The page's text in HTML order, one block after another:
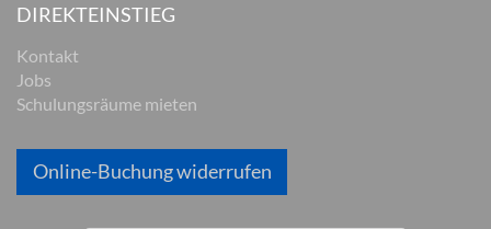
DIREKTEINSTIEG
Kontakt
Jobs
Schulungsräume mieten
Online-Buchung widerrufen